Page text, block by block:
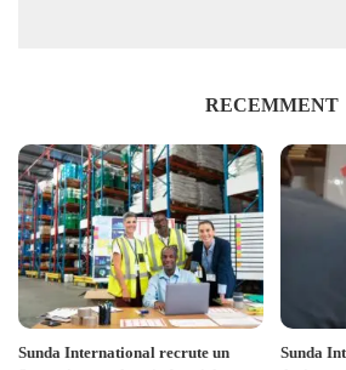
RECEMMENT
Sunda International recrute un
Sunda